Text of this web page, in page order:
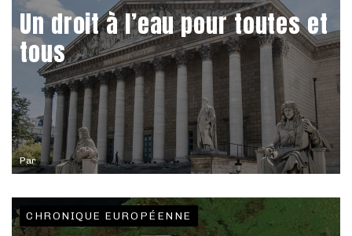
Par
Un droit à l’eau pour toutes et
tous
CHRONIQUE EUROPÉENNE